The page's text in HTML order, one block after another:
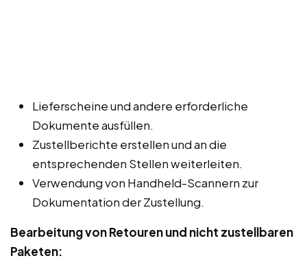
Lieferscheine und andere erforderliche
Dokumente ausfüllen.
Zustellberichte erstellen und an die
entsprechenden Stellen weiterleiten.
Verwendung von Handheld-Scannern zur
Dokumentation der Zustellung.
Bearbeitung von Retouren und nicht zustellbaren
Paketen: